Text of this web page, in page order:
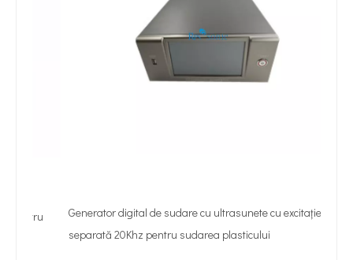
Generator digital de sudare cu ultrasunete cu excitație
separată 20Khz pentru sudarea plasticului